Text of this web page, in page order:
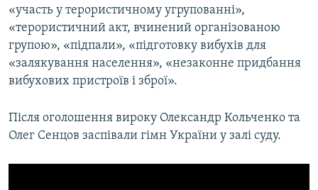
«участь у терористичному угрупованні»,
«терористичний акт, вчинений організованою
групою», «підпали», «підготовку вибухів для
«залякування населення», «незаконне придбання
вибухових пристроїв і зброї».
Після оголошення вироку Олександр Кольченко та
Олег Сенцов заспівали гімн України у залі суду.